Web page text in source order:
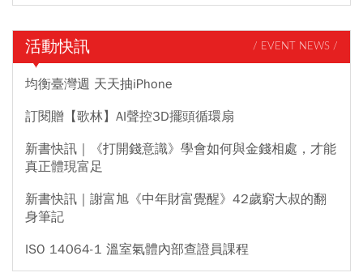
活動快訊 / EVENT NEWS /
均衡臺灣週 天天抽iPhone
訂閱贈【歌林】AI聲控3D擺頭循環扇
新書快訊｜《打開錢意識》學會如何與金錢相處，才能
真正體現富足
新書快訊｜謝富旭《中年財富覺醒》42歲窮大叔的翻
身筆記
ISO 14064-1 溫室氣體內部查證員課程